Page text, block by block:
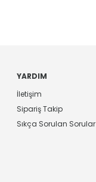
YARDIM
İletişim
Sipariş Takip
Sıkça Sorulan Sorular